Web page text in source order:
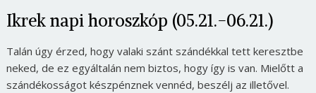
Ikrek napi horoszkóp (05.21.-06.21.)
Talán úgy érzed, hogy valaki szánt szándékkal tett keresztbe
neked, de ez egyáltalán nem biztos, hogy így is van. Mielőtt a
szándékosságot készpénznek vennéd, beszélj az illetővel.